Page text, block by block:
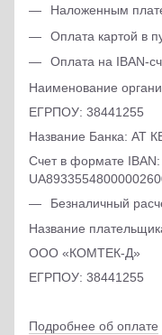
Наложенным
Оплата картой в
Оплата на IBAN-
Наименование
ЕГРПОУ: 38441255
Название Банка: АТ
Счет в формате IBAN:
Безналичный
Название
ООО «КОМТЕК-Д»
ЕГРПОУ: 38441255
Подробнее об оплате